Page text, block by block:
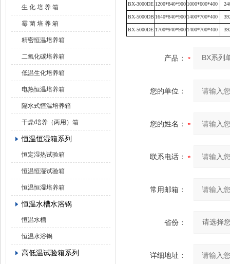
生 化 培 养 箱
霉 菌 培 养 箱
精密恒温培养箱
二氧化碳培养箱
低温生化培养箱
电热恒温培养箱
隔水式恒温培养箱
干燥/培养（两用）箱
恒温恒湿箱系列
恒定湿热试验箱
恒温恒湿试验箱
恒温恒湿培养箱
恒温水槽水浴锅
恒温水槽
恒温水浴锅
高低温试验箱系列
BX-3000DE 1200*840*900 1000*600*400
BX-5000DB 1640*840*900 1400*700*400
BX-5000DE 1700*940*900 1400*700*400
产品：
您的单位：
您的姓名：
联系电话：
常用邮箱：
省份：
详细地址：